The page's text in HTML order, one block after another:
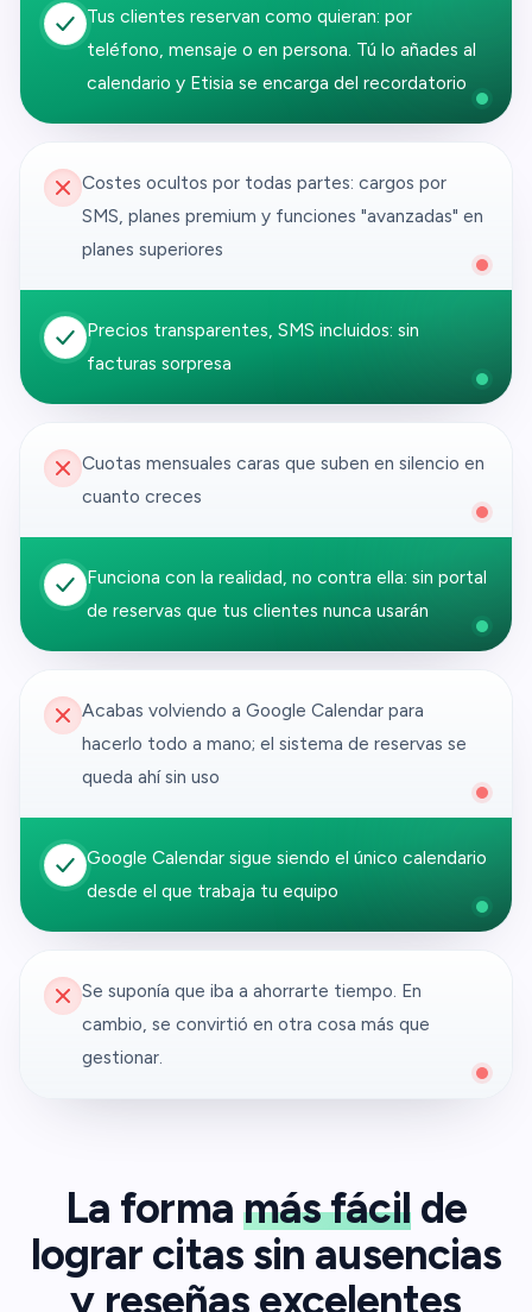
Tus clientes reservan como quieran: por
teléfono, mensaje o en persona. Tú lo añades al
calendario y Etisia se encarga del recordatorio
Costes ocultos por todas partes: cargos por
SMS, planes premium y funciones "avanzadas" en
planes superiores
Precios transparentes, SMS incluidos: sin
facturas sorpresa
Cuotas mensuales caras que suben en silencio en
cuanto creces
Funciona con la realidad, no contra ella: sin portal
de reservas que tus clientes nunca usarán
Acabas volviendo a Google Calendar para
hacerlo todo a mano; el sistema de reservas se
queda ahí sin uso
Google Calendar sigue siendo el único calendario
desde el que trabaja tu equipo
Se suponía que iba a ahorrarte tiempo. En
cambio, se convirtió en otra cosa más que
gestionar.
La forma más fácilde
lograr citas sin ausencias
y reseñas excelentes